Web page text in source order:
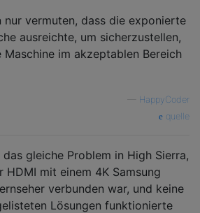
nur vermuten, dass die exponierte
ausreichte, um sicherzustellen,
Maschine im akzeptablen Bereich
HappyCoder
quelle
das gleiche Problem in High Sierra,
HDMI mit einem 4K Samsung
verbunden war, und keine
Lösungen funktionierte